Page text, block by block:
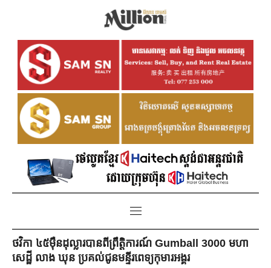
ថវិកា ៤៥ម៉ឺនដុល្លារបានពីព្រឹត្តិការណ៍ Gumball 3000 មហា
សេដ្ឋី លាង ឃុន ប្រគល់ជូនមន្ទីរពេទ្យកុមារអង្គរ